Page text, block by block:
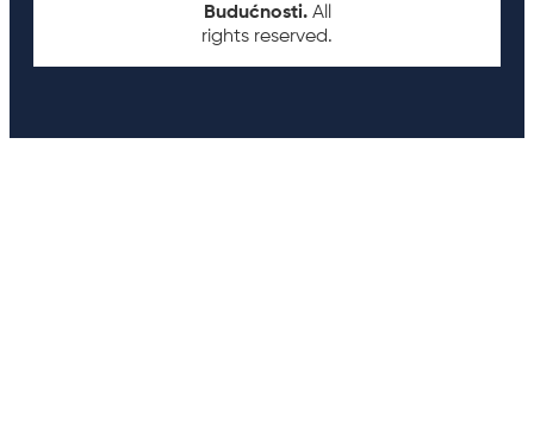
Budućnosti.All
rights reserved.